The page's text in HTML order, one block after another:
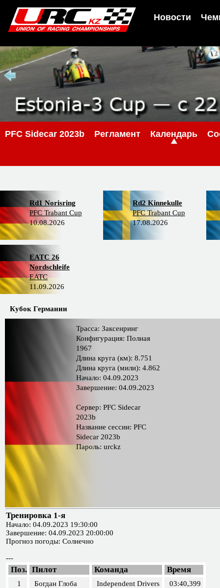
Новости
PFC Sidecar 2023b Регламент Календарь
Rd1 Norisring
PFC Trabant Cup
10.08.2026
Rd2 Kinnekulle
PFC Trabant Cup
17.08.2026
EATC 26
Nordschleife
EATC
11.09.2026
Кубок Германии
Трасса: Заксенринг
Конфигурация: Полная
1967
Длина круга (км): 8.751
Длина круга (мили): 4.862
Начало: 04.09.2023
Завершение: 04.09.2023
Сервер: PFC Sidecar
2023b
Название сессии: PFC
Sidecar 2023b
Пароль: urckz
Тренировка 1-я
Начало: 04.09.2023 19:30:00
Завершение: 04.09.2023 20:00:00
Прогноз погоды: Солнечно
---
Поз. Пилот Команда Время
1 Богдан Глоба Independent Drivers
03:40,399